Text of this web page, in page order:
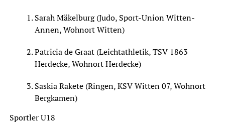
Sarah Mäkelburg (Judo, Sport-Union Witten-
Annen, Wohnort Witten)
Patricia de Graat (Leichtathletik, TSV 1863
Herdecke, Wohnort Herdecke)
Saskia Rakete (Ringen, KSV Witten 07, Wohnort
Bergkamen)
Sportler U18